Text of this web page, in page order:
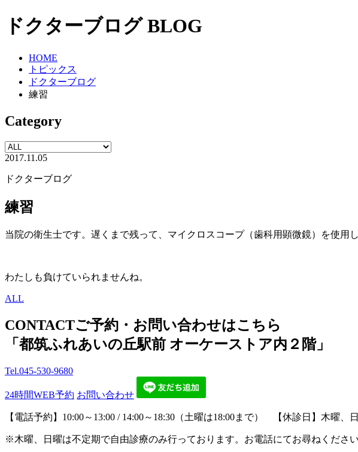
ドクターブログ BLOG
HOME
トピックス
ドクターブログ
練習
Category
2017.11.05
ドクターブログ
練習
当院の衛生士です。遅くまで残って、マイクロスコープ（歯科用顕微鏡）を使用
わたしも負けていられませんね。
ALL
CONTACTご予約・お問い合わせはこちら
「都筑ふれあいの丘駅前 オーケーストア内２階」
Tel.045-530-9680
24時間WEB予約 お問い合わせ
【電話予約】10:00～13:00 / 14:00～18:30（土曜は18:00まで） 【休診日】木曜、
※木曜、日曜は不定期で自由診療のみ行っております。お電話にてお尋ねください